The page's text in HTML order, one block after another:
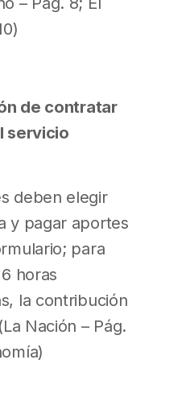
de contratar
servicio
deben elegir
y pagar aportes
para
horas
la contribución
Nación – Pág.